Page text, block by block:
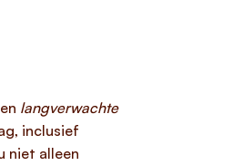
langverwachte
inclusief
niet alleen